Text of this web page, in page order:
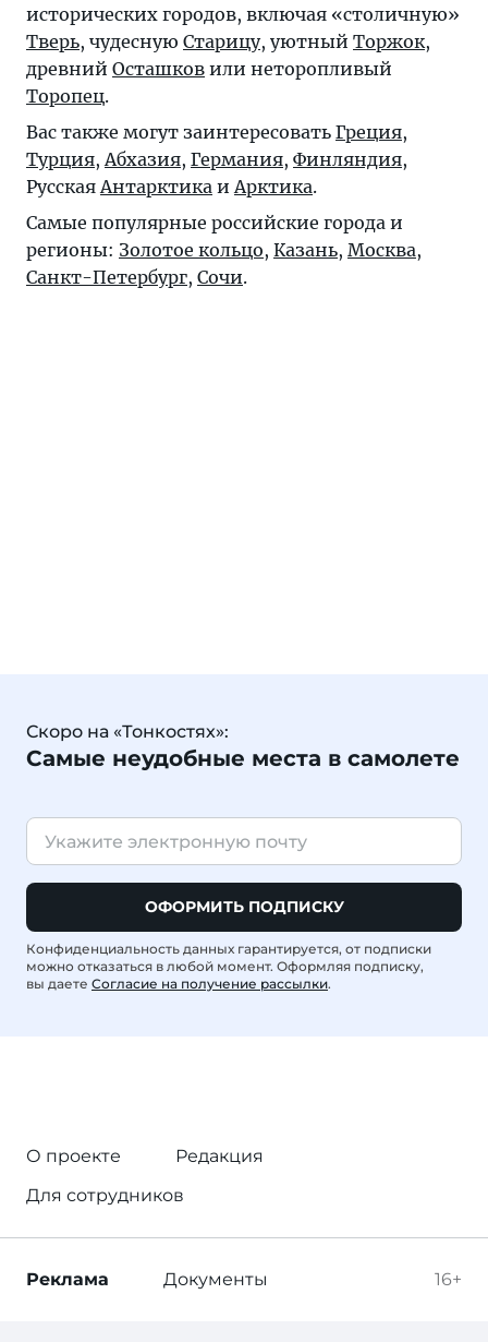
исторических городов, включая «столичную»
Тверь, чудесную Старицу, уютный Торжок,
древний Осташков или неторопливый
Торопец.
Вас также могут заинтересовать Греция,
Турция,Абхазия, Германия, Финляндия,
РусскаяАнтарктика иАрктика.
Самые популярные российские города и
регионы: Золотое кольцо, Казань, Москва,
Санкт-Петербург, Сочи.
Скоро на «Тонкостях»:
Самые неудобные места в самолете
ОФОРМИТЬ ПОДПИСКУ
Конфиденциальность данных гарантируется, от подписки
можно отказаться в любой момент. Оформляя подписку,
вы даете Согласие на получение рассылки.
О проекте
Редакция
Для сотрудников
16+
Реклама Документы